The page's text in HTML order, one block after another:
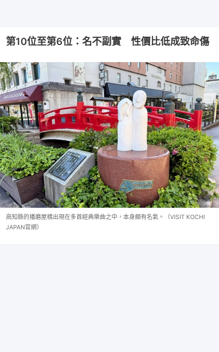
第10位至第6位：名不副實 性價比低成致命傷
高知縣的播磨屋橋出現在多首經典樂曲之中，本身頗有名氣。（VISIT KOCHI
JAPAN官網）